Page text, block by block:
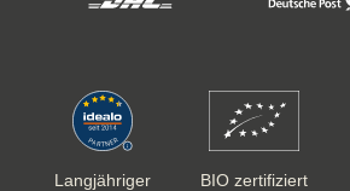
Langjähriger
BIO zertifiziert